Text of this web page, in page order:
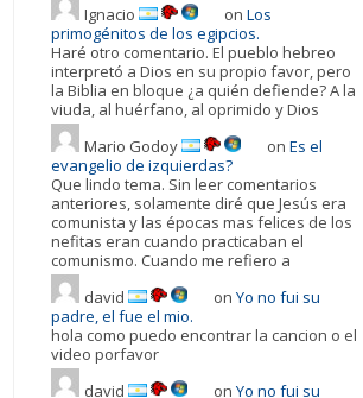
Ignacio
on Los
primogénitos de los egipcios.
Haré otro comentario. El pueblo hebreo
interpretó a Dios en su propio favor, pero
la Biblia en bloque ¿a quién defiende? A la
viuda, al huérfano, al oprimido y Dios
Mario Godoy
on Es el
evangelio de izquierdas?
Que lindo tema. Sin leer comentarios
anteriores, solamente diré que Jesús era
comunista y las épocas mas felices de los
nefitas eran cuando practicaban el
comunismo. Cuando me refiero a
david
on Yo no fui su
padre, el fue el mio.
hola como puedo encontrar la cancion o el
video porfavor
david
on Yo no fui su